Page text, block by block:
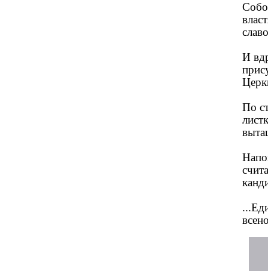
И
По